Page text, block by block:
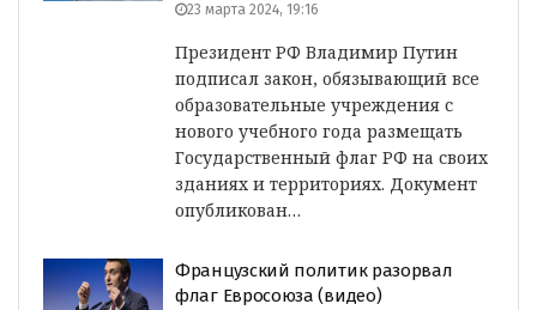
23 марта 2024, 19:16
Президент РФ Владимир Путин
подписал закон, обязывающий все
образовательные учреждения с
нового учебного года размещать
Государственный флаг РФ на своих
зданиях и территориях. Документ
опубликован…
Французский политик разорвал
флаг Евросоюза (видео)